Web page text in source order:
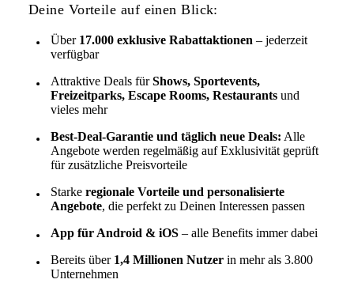
Deine Vorteile auf einen Blick:
Über 17.000 exklusive Rabattaktionen – jederzeit
verfügbar
Attraktive Deals fürShows, Sportevents,
Freizeitparks, Escape Rooms, Restaurants und
vieles mehr
Best-Deal-Garantie und täglich neue Deals: Alle
Angebote werden regelmäßig auf Exklusivität geprüft
für zusätzliche Preisvorteile
Starke regionale Vorteile und personalisierte
Angebote, die perfekt zu Deinen Interessen passen
App für Android & iOS – alle Benefits immer dabei
Bereits über 1,4 Millionen Nutzer in mehr als 3.800
Unternehmen